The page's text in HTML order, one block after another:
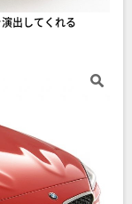
出してくれる